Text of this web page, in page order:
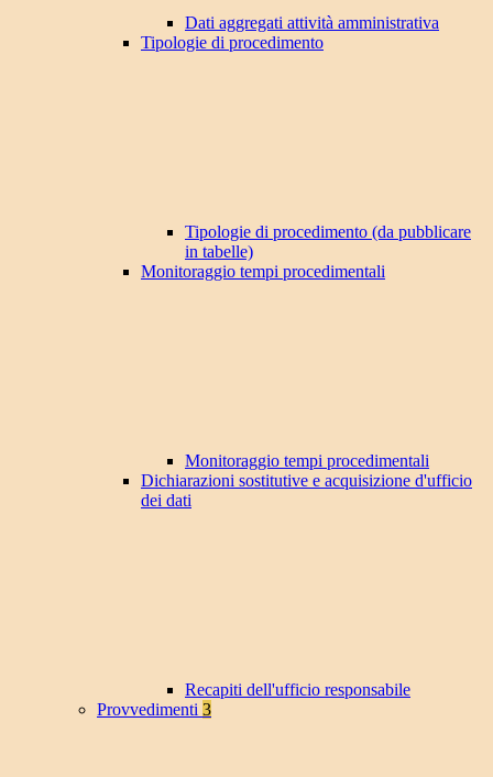
Dati aggregati attività amministrativa
Tipologie di procedimento
Tipologie di procedimento (da pubblicare
in tabelle)
Monitoraggio tempi procedimentali
Monitoraggio tempi procedimentali
Dichiarazioni sostitutive e acquisizione d'ufficio
dei dati
Recapiti dell'ufficio responsabile
Provvedimenti 3